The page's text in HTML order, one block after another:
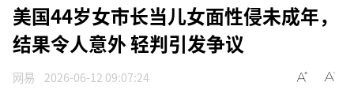
美国44岁女市长当儿女面性侵未成年，
结果令人意外 轻判引发争议
网易 2026-06-12 09:07:24